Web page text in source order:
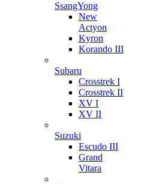
SsangYong
New
Actyon
Kyron
Korando III
Subaru
Crosstrek I
Crosstrek II
XV I
XV II
Suzuki
Escudo III
Grand
Vitara